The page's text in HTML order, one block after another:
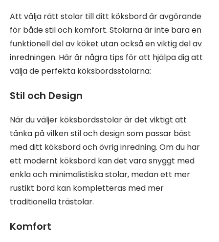
Att välja rätt stolar till ditt köksbord är avgörande
för både stil och komfort. Stolarna är inte bara en
funktionell del av köket utan också en viktig del av
inredningen. Här är några tips för att hjälpa dig att
välja de perfekta köksbordsstolarna:
Stil och Design
När du väljer köksbordsstolar är det viktigt att
tänka på vilken stil och design som passar bäst
med ditt köksbord och övrig inredning. Om du har
ett modernt köksbord kan det vara snyggt med
enkla och minimalistiska stolar, medan ett mer
rustikt bord kan kompletteras med mer
traditionella trästolar.
Komfort